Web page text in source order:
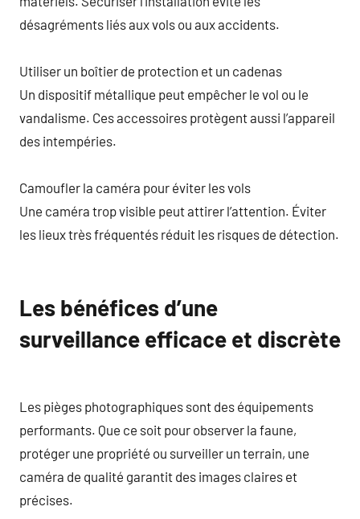
désagréments liés aux vols ou aux accidents.
Utiliser un boîtier de protection et un cadenas
Un dispositif métallique peut empêcher le vol ou le
vandalisme. Ces accessoires protègent aussi l’appareil
des intempéries.
Camoufler la caméra pour éviter les vols
Une caméra trop visible peut attirer l’attention. Éviter
les lieux très fréquentés réduit les risques de détection.
Les bénéfices d’une
surveillance efficace et discrète
Les pièges photographiques sont des équipements
performants. Que ce soit pour observer la faune,
protéger une propriété ou surveiller un terrain, une
caméra de qualité garantit des images claires et
précises.